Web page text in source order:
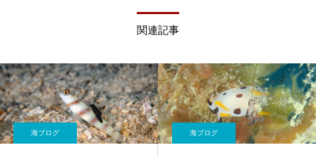
関連記事
海ブログ 海ブログ